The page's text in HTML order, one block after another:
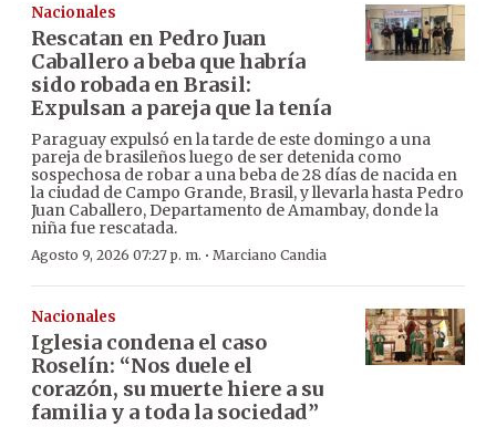
Nacionales
Rescatan en Pedro Juan
Caballero a beba que habría
sido robada en Brasil:
Expulsan a pareja que la tenía
Paraguay expulsó en la tarde de este domingo a una
pareja de brasileños luego de ser detenida como
sospechosa de robar a una beba de 28 días de nacida en
la ciudad de Campo Grande, Brasil, y llevarla hasta Pedro
Juan Caballero, Departamento de Amambay, donde la
niña fue rescatada.
Agosto 9, 2026 07:27 p. m. · Marciano Candia
Nacionales
Iglesia condena el caso
Roselín: “Nos duele el
corazón, su muerte hiere a su
familia y a toda la sociedad”